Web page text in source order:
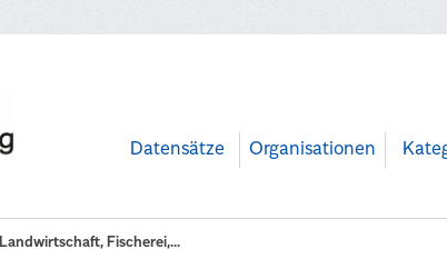
Datensätze Organisationen
Landwirtschaft, Fischerei,...